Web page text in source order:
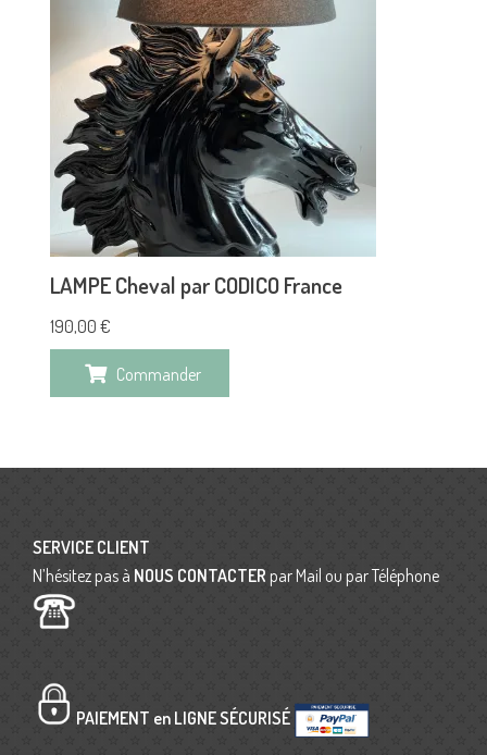
LAMPE Cheval par CODICO France
190,00 €
Commander
SERVICE CLIENT
N’hésitez pas à NOUS CONTACTER par Mail ou par Téléphone
PAIEMENT en LIGNE SÉCURISÉ